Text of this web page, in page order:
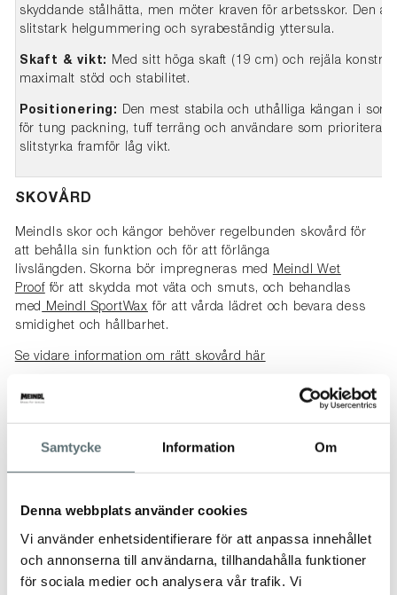
Samtycke Information Om
Denna webbplats använder cookies
Vi använder enhetsidentifierare för att anpassa innehållet
och annonserna till användarna, tillhandahålla funktioner
för sociala medier och analysera vår trafik. Vi
skyddande stålhätta, men möter kraven för arbetsskor. Den är
slitstark helgummering och syrabeständig yttersula.
Skaft & vikt:
Med sitt höga skaft (19 cm) och rejäla
maximalt stöd och stabilitet.
Positionering:
Den mest stabila och uthålliga kängan i
för tung packning, tuff terräng och användare som prioriterar
slitstyrka framför låg vikt.
SKOVÅRD
Meindls skor och kängor behöver regelbunden skovård för
att behålla sin funktion och för att förlänga
livslängden. Skorna bör impregneras med
Meindl Wet
Proofför att skydda mot väta och smuts, och behandlas
med
Meindl SportWax för att vårda lädret och bevara dess
smidighet och hållbarhet.
Se vidare information om rätt skovård här
STORLEK
- Se rekommendationer i bildspelet.
-----------------------------------------------------
För att uppnå optimal klimatkomfort är det verkligen viktigt
att välja den bästa strumpan för den avsedda användningen.
GORE-TEX®-membranets funktion påverkas inte av
strumporna som bärs med skon, men att bära rätt strumpa